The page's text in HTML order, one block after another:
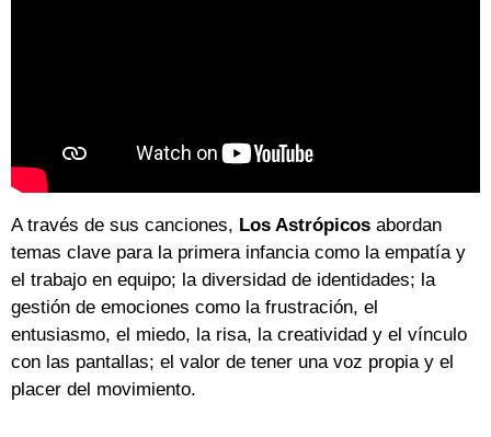
A través de sus canciones, Los Astrópicos abordan
temas clave para la primera infancia como la empatía y
el trabajo en equipo; la diversidad de identidades; la
gestión de emociones como la frustración, el
entusiasmo, el miedo, la risa, la creatividad y el vínculo
con las pantallas; el valor de tener una voz propia y el
placer del movimiento.